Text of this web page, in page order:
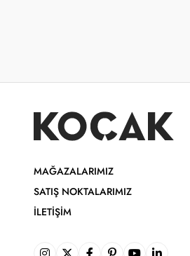
MAĞAZALARIMIZ
SATIŞ NOKTALARIMIZ
İLETIŞIM